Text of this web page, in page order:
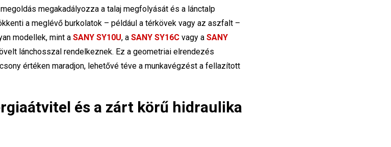
megakadályozza a talaj megfolyását és a lánctalp
a meglévő burkolatok – például a térkövek vagy az aszfalt –
modellek, mint a SANY SY10U, a SANY SY16C vagy a SANY
lánchosszal rendelkeznek. Ez a geometriai elrendezés
értéken maradjon, lehetővé téve a munkavégzést a fellazított
és a zárt körű hidraulika